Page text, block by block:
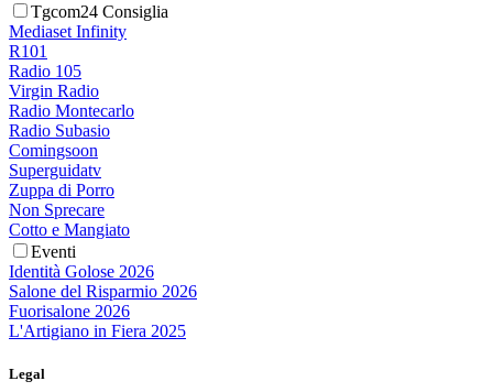
Tgcom24 Consiglia
Mediaset Infinity
R101
Radio 105
Virgin Radio
Radio Montecarlo
Radio Subasio
Comingsoon
Superguidatv
Zuppa di Porro
Non Sprecare
Cotto e Mangiato
Eventi
Identità Golose 2026
Salone del Risparmio 2026
Fuorisalone 2026
L'Artigiano in Fiera 2025
Legal